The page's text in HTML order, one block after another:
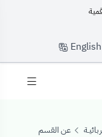
English
عن القسم